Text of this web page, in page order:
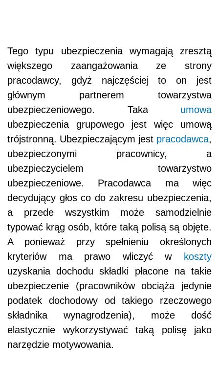
Tego typu ubezpieczenia wymagają zresztą
większego zaangażowania ze strony
pracodawcy, gdyż najczęściej to on jest
głównym partnerem towarzystwa
ubezpieczeniowego. Taka umowa
ubezpieczenia grupowego jest więc umową
trójstronną. Ubezpieczającym jest pracodawca,
ubezpieczonymi pracownicy, a
ubezpieczycielem towarzystwo
ubezpieczeniowe. Pracodawca ma więc
decydujący głos co do zakresu ubezpieczenia,
a przede wszystkim może samodzielnie
typować krąg osób, które taką polisą są objęte.
A ponieważ przy spełnieniu określonych
kryteriów ma prawo wliczyć w koszty
uzyskania dochodu składki płacone na takie
ubezpieczenie (pracowników obciąża jedynie
podatek dochodowy od takiego rzeczowego
składnika wynagrodzenia), może dość
elastycznie wykorzystywać taką polisę jako
narzędzie motywowania.